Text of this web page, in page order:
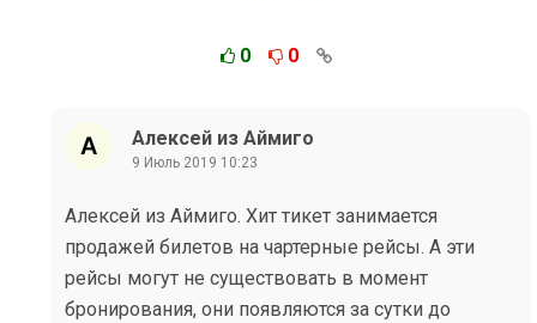
0 0
Алексей из Аймиго
9 Июль 2019 10:23
Алексей из Аймиго. Хит тикет занимается
продажей билетов на чартерные рейсы. А эти
рейсы могут не существовать в момент
бронирования, они появляются за сутки до